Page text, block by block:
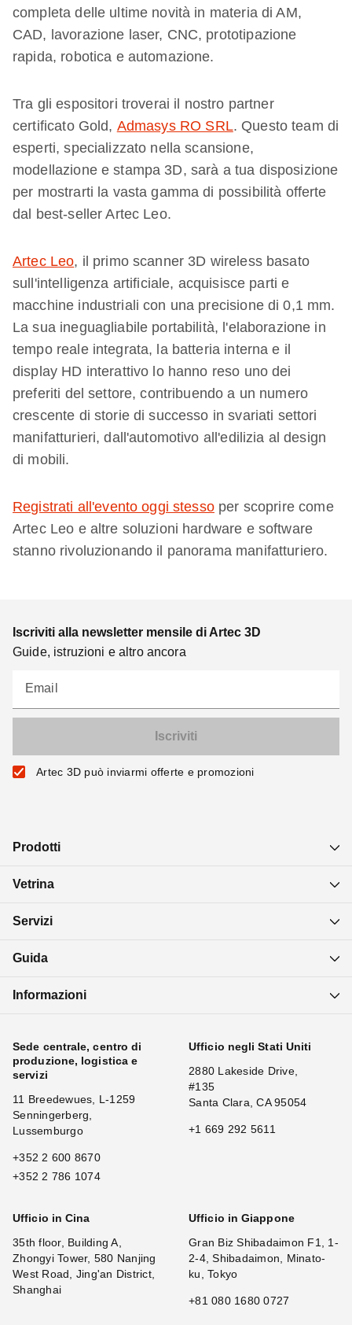
completa delle ultime novità in materia di AM,
CAD, lavorazione laser, CNC, prototipazione
rapida, robotica e automazione.
Tra gli espositori troverai il nostro partner
certificato Gold, Admasys RO SRL. Questo team di
esperti, specializzato nella scansione,
modellazione e stampa 3D, sarà a tua disposizione
per mostrarti la vasta gamma di possibilità offerte
dal best-seller Artec Leo.
Artec Leo, il primo scanner 3D wireless basato
sull'intelligenza artificiale, acquisisce parti e
macchine industriali con una precisione di 0,1 mm.
La sua ineguagliabile portabilità, l'elaborazione in
tempo reale integrata, la batteria interna e il
display HD interattivo lo hanno reso uno dei
preferiti del settore, contribuendo a un numero
crescente di storie di successo in svariati settori
manifatturieri, dall'automotivo all'edilizia al design
di mobili.
Registrati all'evento oggi stessoper scoprire come
Artec Leo e altre soluzioni hardware e software
stanno rivoluzionando il panorama manifatturiero.
Iscriviti alla newsletter mensile di Artec 3D
Guide, istruzioni e altro ancora
Email
Artec 3D può inviarmi offerte e promozioni
Prodotti
Vetrina
Servizi
Guida
Informazioni
Sede centrale, centro di
produzione, logistica e
servizi
11 Breedewues, L-1259
Senningerberg,
Lussemburgo
+352 2 600 8670
+352 2 786 1074
Ufficio negli Stati Uniti
2880 Lakeside Drive,
#135
Santa Clara, CA 95054
+1 669 292 5611
Ufficio in Cina
35th floor, Building A,
Zhongyi Tower, 580 Nanjing
West Road, Jing'an District,
Shanghai
Ufficio in Giappone
Gran Biz Shibadaimon F1, 1-
2-4, Shibadaimon, Minato-
ku, Tokyo
+81 080 1680 0727